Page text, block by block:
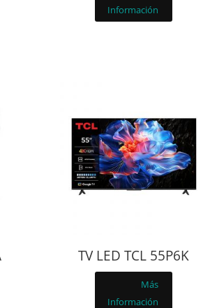
Información
TV LED TCL 55P6K
Más
Información